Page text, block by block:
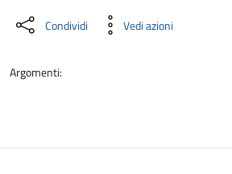
Condividi Vedi azioni
Argomenti: